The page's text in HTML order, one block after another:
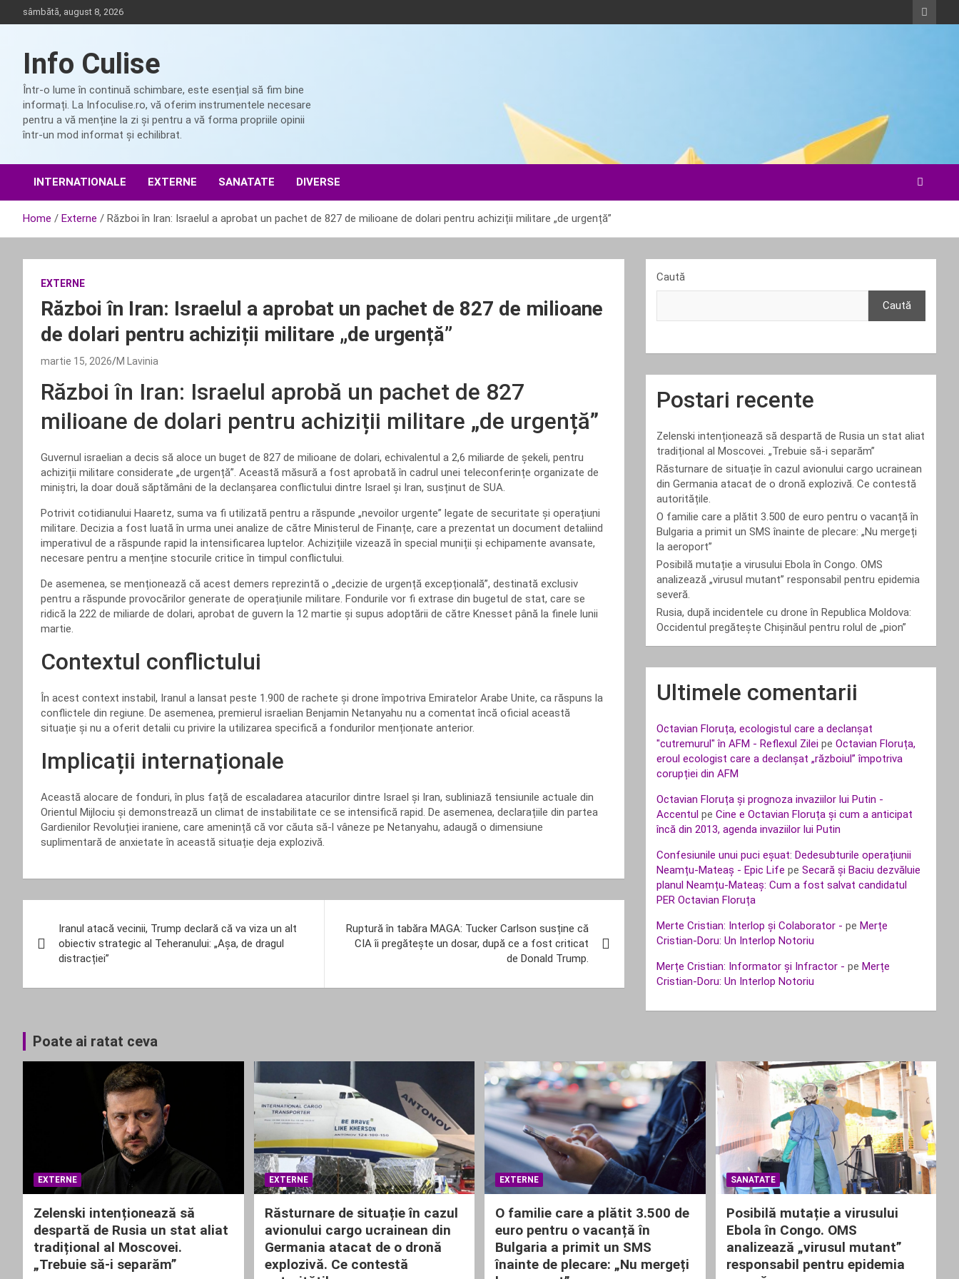
to
sâmbătă, august 8, 2026
Info Culise
Într-o lume în continuă schimbare, este esențial să fim bine
informați. La Infoculise.ro, vă oferim instrumentele necesare
pentru a vă menține la zi și pentru a vă forma propriile opinii
într-un mod informat și echilibrat.
INTERNATIONALE EXTERNE SANATATE DIVERSE
Home Externe Război în Iran: Israelul a aprobat un pachet de 827 de milioane de dolari pentru achiziții militare „de urgență”
EXTERNE
Război în Iran: Israelul a aprobat un pachet de 827 de milioane
de dolari pentru achiziții militare „de urgență”
martie 15, 2026 M Lavinia
Război în Iran: Israelul aprobă un pachet de 827
milioane de dolari pentru achiziții militare „de urgență”
Guvernul israelian a decis să aloce un buget de 827 de milioane de dolari, echivalentul a 2,6 miliarde de şekeli, pentru
achiziții militare considerate „de urgență”. Această măsură a fost aprobată în cadrul unei teleconferințe organizate de
miniștri, la doar două săptămâni de la declanșarea conflictului dintre Israel și Iran, susținut de SUA.
Potrivit cotidianului Haaretz, suma va fi utilizată pentru a răspunde „nevoilor urgente” legate de securitate și operațiuni
militare. Decizia a fost luată în urma unei analize de către Ministerul de Finanțe, care a prezentat un document detaliind
imperativul de a răspunde rapid la intensificarea luptelor. Achizițiile vizează în special muniții și echipamente avansate,
necesare pentru a menține stocurile critice în timpul conflictului.
De asemenea, se menționează că acest demers reprezintă o „decizie de urgență excepțională”, destinată exclusiv
pentru a răspunde provocărilor generate de operațiunile militare. Fondurile vor fi extrase din bugetul de stat, care se
ridică la 222 de miliarde de dolari, aprobat de guvern la 12 martie și supus adoptării de către Knesset până la finele lunii
martie.
Contextul conflictului
În acest context instabil, Iranul a lansat peste 1.900 de rachete și drone împotriva Emiratelor Arabe Unite, ca răspuns la
conflictele din regiune. De asemenea, premierul israelian Benjamin Netanyahu nu a comentat încă oficial această
situație și nu a oferit detalii cu privire la utilizarea specifică a fondurilor menționate anterior.
Implicații internaționale
Această alocare de fonduri, în plus față de escaladarea atacurilor dintre Israel și Iran, subliniază tensiunile actuale din
Orientul Mijlociu și demonstrează un climat de instabilitate ce se intensifică rapid. De asemenea, declarațiile din partea
Gardienilor Revoluției iraniene, care amenință că vor căuta să-l vâneze pe Netanyahu, adaugă o dimensiune
suplimentară de anxietate în această situație deja explozivă.
în
articole
Iranul atacă vecinii, Trump declară că va viza un alt
obiectiv strategic al Teheranului: „Așa, de dragul
distracției”
Ruptură în tabăra MAGA: Tucker Carlson susține că
CIA îi pregătește un dosar, după ce a fost criticat
de Donald Trump.
Caută
Caută
Postari recente
Zelenski intenționează să despartă de Rusia un stat aliat
tradițional al Moscovei. „Trebuie să-i separăm”
Răsturnare de situație în cazul avionului cargo ucrainean
din Germania atacat de o dronă explozivă. Ce contestă
autoritățile.
O familie care a plătit 3.500 de euro pentru o vacanță în
Bulgaria a primit un SMS înainte de plecare: „Nu mergeți
la aeroport”
Posibilă mutație a virusului Ebola în Congo. OMS
analizează „virusul mutant” responsabil pentru epidemia
severă.
Rusia, după incidentele cu drone în Republica Moldova:
Occidentul pregătește Chișinăul pentru rolul de „pion”
Ultimele comentarii
Octavian Floruța, ecologistul care a declanșat
"cutremurul" în AFM - Reflexul Zilei peOctavian Floruța,
eroul ecologist care a declanșat „războiul” împotriva
corupției din AFM
Octavian Floruța și prognoza invaziilor lui Putin -
Accentul peCine e Octavian Floruța și cum a anticipat
încă din 2013, agenda invaziilor lui Putin
Confesiunile unui puci eșuat: Dedesubturile operațiunii
Neamțu-Mateaș - Epic Life peSecară și Baciu dezvăluie
planul Neamțu-Mateaș: Cum a fost salvat candidatul
PER Octavian Floruța
Merte Cristian: Interlop și Colaborator - peMerțe
Cristian-Doru: Un Interlop Notoriu
Merțe Cristian: Informator și Infractor - peMerțe
Cristian-Doru: Un Interlop Notoriu
Poate ai ratat ceva
EXTERNE
Zelenski intenționează să
despartă de Rusia un stat aliat
tradițional al Moscovei.
„Trebuie să-i separăm”
EXTERNE
Răsturnare de situație în cazul
avionului cargo ucrainean din
Germania atacat de o dronă
explozivă. Ce contestă
EXTERNE
O familie care a plătit 3.500 de
euro pentru o vacanță în
Bulgaria a primit un SMS
înainte de plecare: „Nu mergeți
SANATATE
Posibilă mutație a virusului
Ebola în Congo. OMS
analizează „virusul mutant”
responsabil pentru epidemia